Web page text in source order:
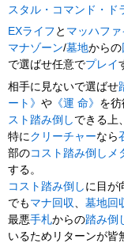
スタル・コマンド・ド
EXライフ と マッハファ
マナゾーン/墓地からの
で選ばせ任意でプレイ
相手に見ないで選ばせ
ート》や 《運 命》 を
スト踏み倒し できる上
特にクリーチャーなら
部のコスト踏み倒しメ
する。
コスト踏み倒し に目が
でも マナ回収、墓地回
最悪手札からの踏み倒
いるためリターンが皆